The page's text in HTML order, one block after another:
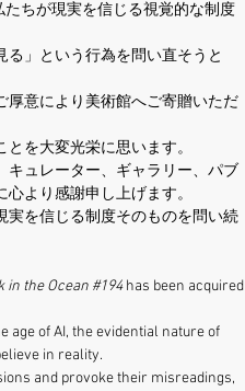
ちが現実を信じる視覚的な制度
」という行為を問い直そうと
厚意により美術館へご寄贈いただ
を大変光栄に思います。
ュレーター、ギャラリー、パブ
より感謝申し上げます。
実を信じる制度そのものを問い続
in the Ocean #194 has been acquired
of AI, the evidential nature of
in reality.
and provoke their misreadings,